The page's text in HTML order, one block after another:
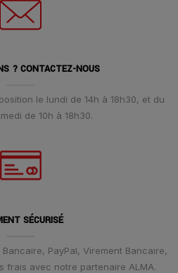
? CONTACTEZ-NOUS
le lundi de 14h à 18h30, et du
de 10h à 18h30.
SÉCURISÉ
PayPal, Virement Bancaire,
frais avec notre partenaire ALMA.